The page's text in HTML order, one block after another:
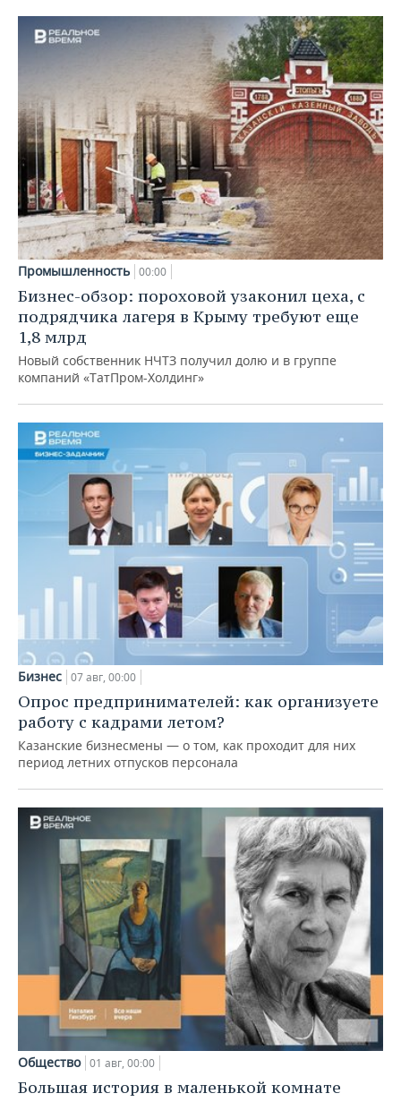
Промышленность 00:00
Бизнес-обзор: пороховой узаконил цеха, с
подрядчика лагеря в Крыму требуют еще
1,8 млрд
Новый собственник НЧТЗ получил долю и в группе
компаний «ТатПром-Холдинг»
Бизнес 07 авг, 00:00
Опрос предпринимателей: как организуете
работу с кадрами летом?
Казанские бизнесмены — о том, как проходит для них
период летних отпусков персонала
Общество 01 авг, 00:00
Большая история в маленькой комнате